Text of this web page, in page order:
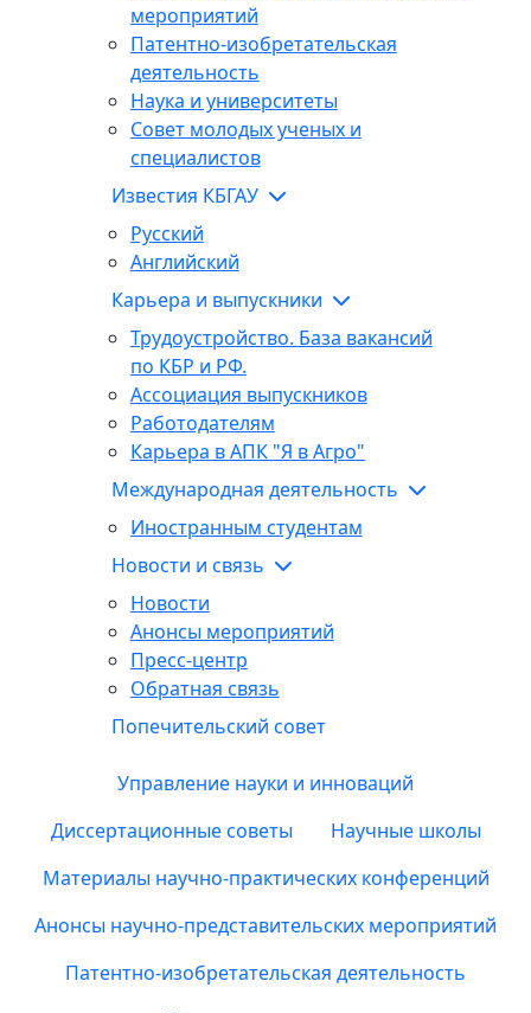
мероприятий
Патентно-изобретательская
деятельность
Наука и университеты
Совет молодых ученых и
специалистов
Известия КБГАУ
Русский
Английский
Карьера и выпускники
Трудоустройство. База вакансий
по КБР и РФ.
Ассоциация выпускников
Работодателям
Карьера в АПК "Я в Агро"
Международная деятельность
Иностранным студентам
Новости и связь
Новости
Анонсы мероприятий
Пресс-центр
Обратная связь
Попечительский совет
Управление науки и инноваций
Диссертационные советы
Научные школы
Материалы научно-практических конференций
Анонсы научно-представительских мероприятий
Патентно-изобретательская деятельность